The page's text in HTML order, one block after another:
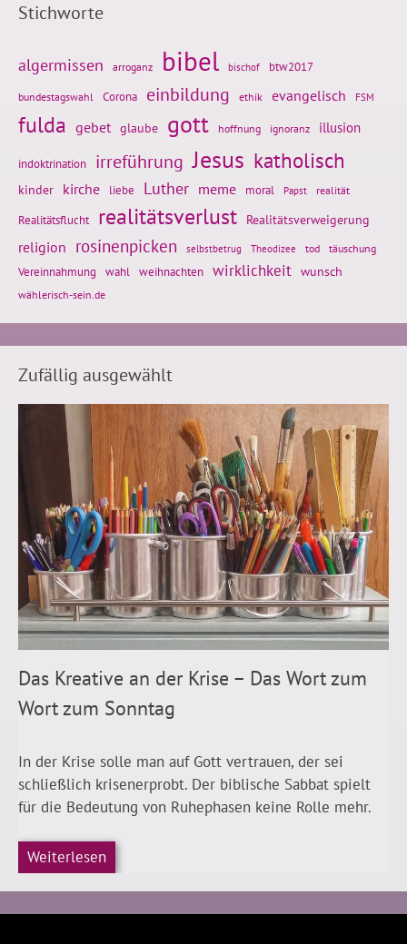
Stichworte
algermissen arroganz bibel bischof btw2017
bundestagswahl Corona einbildung ethik evangelisch FSM
fulda gebet glaube gott hoffnung ignoranz illusion
indoktrination irreführung Jesus katholisch
kinder kirche liebe Luther meme moral Papst realität
Realitätsflucht realitätsverlust Realitätsverweigerung
religion rosinenpicken selbstbetrug Theodizee tod täuschung
Vereinnahmung wahl weihnachten wirklichkeit wunsch
wählerisch-sein.de
Zufällig ausgewählt
Das Kreative an der Krise – Das Wort zum
Wort zum Sonntag
In der Krise solle man auf Gott vertrauen, der sei
schließlich krisenerprobt. Der biblische Sabbat spielt
für die Bedeutung von Ruhephasen keine Rolle mehr.
Weiterlesen